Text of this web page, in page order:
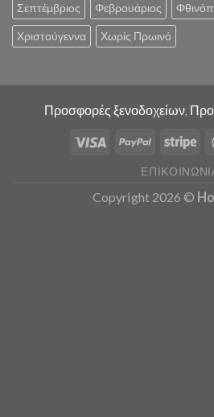
Σεπτέμβριος Φεβρουάριος
Χριστούγεννα Χωρίς Πρωινό
Προσφορές ξενοδοχείων,
Copyright 2026 ©